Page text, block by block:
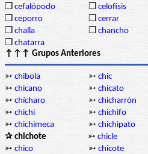
❒ cefalópodo ❒ celofisis
❒ ceporro ❒ cerrar
❒ challa ❒ chancho
❒ chatarra
↑↑↑ Grupos Anteriores
➳ chibola ➳ chic
➳ chicano ➳ chicato
➳ chícharo ➳ chicharrón
➳ chichi ➳ chichifo
➳ chichimeca ➳ chichipato
✰ chichote
➳ chicle
➳ chico ➳ chicote